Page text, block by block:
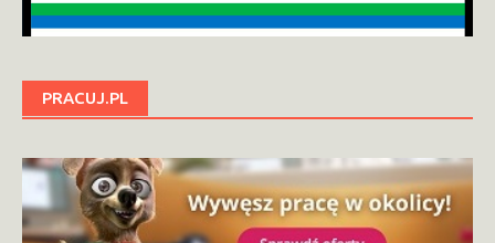
PRACUJ.PL